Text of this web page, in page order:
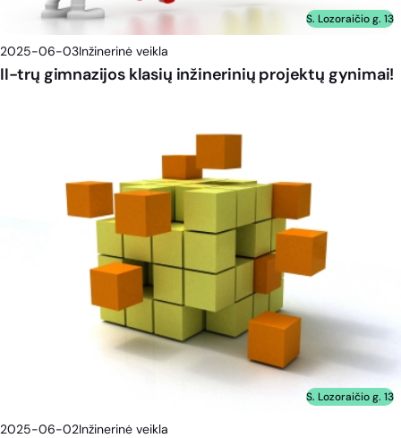
S. Lozoraičio g. 13
2025-06-03Inžinerinė veikla
II-trų gimnazijos klasių inžinerinių projektų gynimai!
S. Lozoraičio g. 13
2025-06-02Inžinerinė veikla